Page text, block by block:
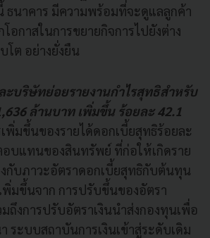
ธนาคาร มีความพร้อมที่จะดูแลลูกค้า
อกาสในการขยายกิจการไปยังต่าง
โต อย่างยั่งยืน
ะบริษัทย่อยรายงานกำไรสุทธิสำหรับ
ล้านบาท เพิ่มขึ้น ร้อยละ 42.1
พิ่มขึ้นของรายได้ดอกเบี้ยสุทธิร้อยละ
อบแทนของสินทรัพย์ ที่ก่อให้เกิดราย
กับภาวะอัตราดอกเบี้ยสุทธิกับต้นทุน
พิ่มขึ้นจาก การปรับขึ้นของอัตรา
ถึงการปรับอัตราเงินนำส่งกองทุนเพื่อ
ะบบสถาบันการเงินเข้าสู่ระดับเดิม